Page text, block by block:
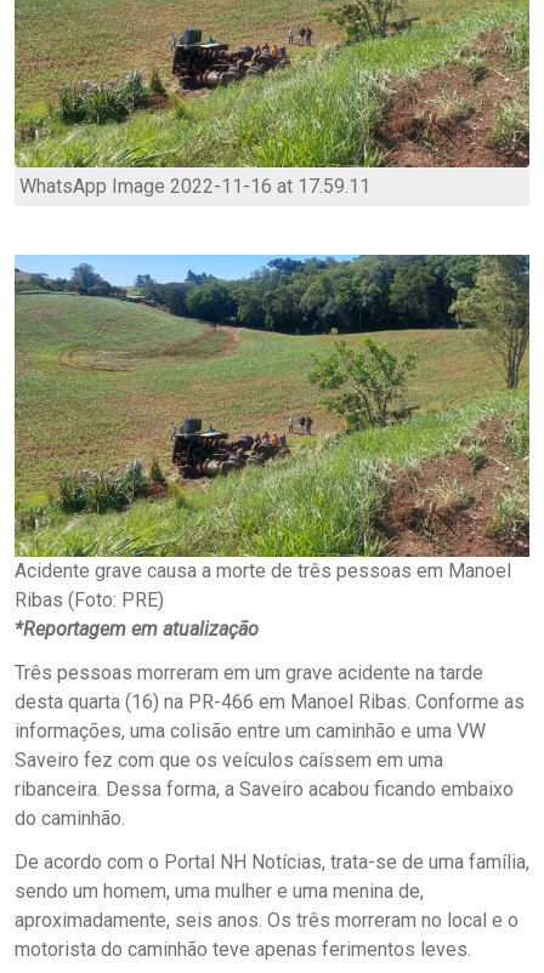
WhatsApp Image 2022-11-16 at 17.59.11
Acidente grave causa a morte de três pessoas em Manoel
Ribas (Foto: PRE)
*Reportagem em atualização
Três pessoas morreram em um grave acidente na tarde
desta quarta (16) na PR-466 em Manoel Ribas. Conforme as
informações, uma colisão entre um caminhão e uma VW
Saveiro fez com que os veículos caíssem em uma
ribanceira. Dessa forma, a Saveiro acabou ficando embaixo
do caminhão.
De acordo com o Portal NH Notícias, trata-se de uma família,
sendo um homem, uma mulher e uma menina de,
aproximadamente, seis anos. Os três morreram no local e o
motorista do caminhão teve apenas ferimentos leves.